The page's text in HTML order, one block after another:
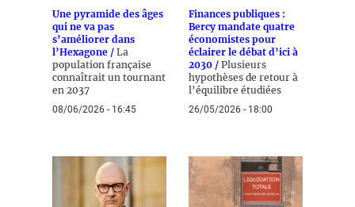
Une pyramide des âges
qui ne va pas
s’améliorer dans
l’Hexagone / La
population française
connaîtrait un tournant
en 2037
08/06/2026 - 16:45
Finances publiques :
Bercy mandate quatre
économistes pour
éclairer le débat d’ici à
2030 / Plusieurs
hypothèses de retour à
l’équilibre étudiées
26/05/2026 - 18:00